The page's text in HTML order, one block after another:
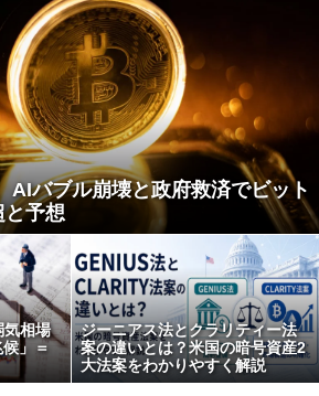
AIバブル崩壊と政府救済でビット
と予想
気相場
」＝
ジーニアス法とクラリティー法
案の違いとは？米国の暗号資産2
大法案をわかりやすく解説